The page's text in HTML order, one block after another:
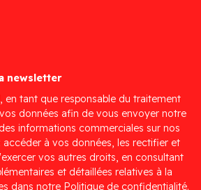
newsletter
en tant que responsable du traitement
données afin de vous envoyer notre
informations commerciales sur nos
accéder à vos données, les rectifier et
vos autres droits, en consultant
et détaillées relatives à la
dans notre Politique de confidentialité.